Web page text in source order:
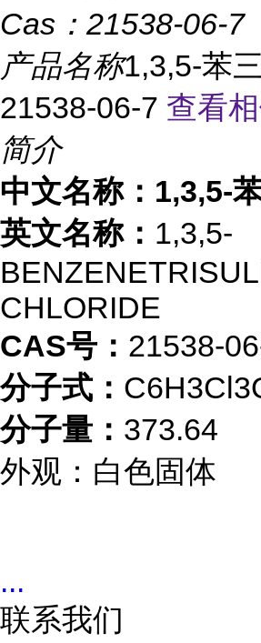
Cas： 21538-06-7
产品名称1,3,5-苯
21538-06-7 查看
简介
中文名称：1,3,5-
英文名称： 1,3,5-
CHLORIDE
CAS号： 21538-
分子式：
分子量： 373.64
外观：白色固体
...
联系我们